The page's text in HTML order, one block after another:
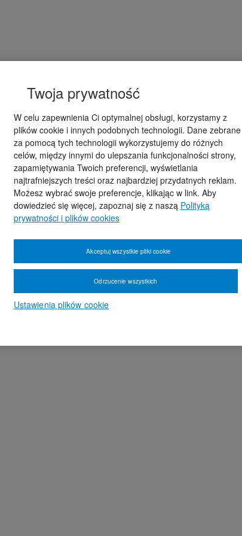
Twoja prywatność
W celu zapewnienia Ci optymalnej obsługi, korzystamy z
plików cookie i innych podobnych technologii. Dane zebrane
za pomocą tych technologii wykorzystujemy do różnych
celów, między innymi do ulepszania funkcjonalności strony,
zapamiętywania Twoich preferencji, wyświetlania
najtrafniejszych treści oraz najbardziej przydatnych reklam.
Możesz wybrać swoje preferencje, klikając w link. Aby
dowiedzieć się więcej, zapoznaj się z naszą Polityką
prywatności i plików cookies
Ustawienia plików cookie
Odrzucenie wszystkich
Akceptuj wszystkie pliki cookie